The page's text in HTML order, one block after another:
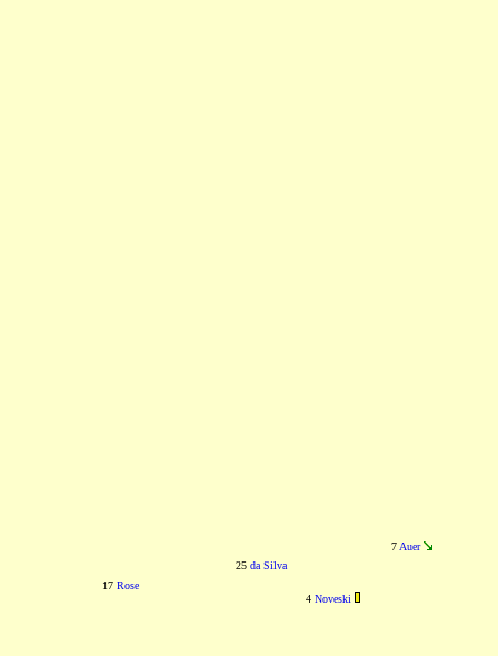
7 Auer
25 da Silva
17 Rose
4 Noveski